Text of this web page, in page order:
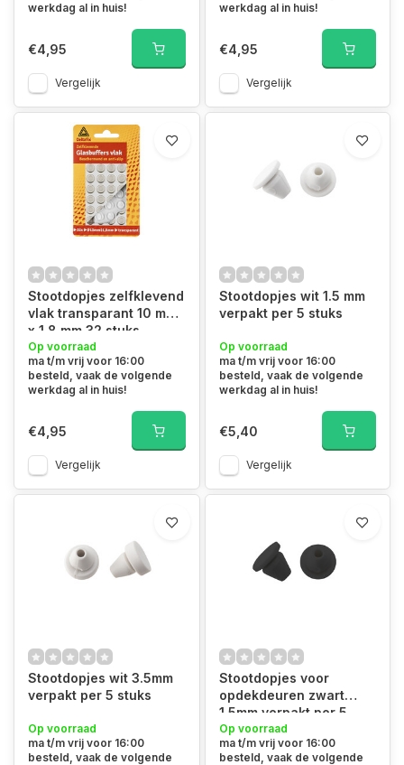
werkdag al in huis!
€4,95
Vergelijk
werkdag al in huis!
€4,95
Vergelijk
Stootdopjes zelfklevend
vlak transparant 10 mm
x 1.8 mm 32 stuks
Op voorraad
ma t/m vrij voor 16:00
besteld, vaak de volgende
werkdag al in huis!
€4,95
Vergelijk
Stootdopjes wit 1.5 mm
verpakt per 5 stuks
Op voorraad
ma t/m vrij voor 16:00
besteld, vaak de volgende
werkdag al in huis!
€5,40
Vergelijk
Stootdopjes wit 3.5mm
verpakt per 5 stuks
Op voorraad
ma t/m vrij voor 16:00
besteld, vaak de volgende
Stootdopjes voor
opdekdeuren zwart
1.5mm verpakt per 5
stuks
Op voorraad
ma t/m vrij voor 16:00
besteld, vaak de volgende